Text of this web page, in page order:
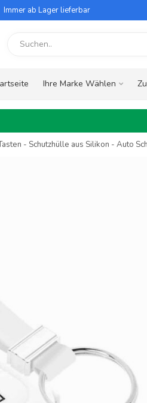
Immer ab Lager lieferbar
Ihre Marke Wählen
- Schutzhülle aus Silikon - Auto